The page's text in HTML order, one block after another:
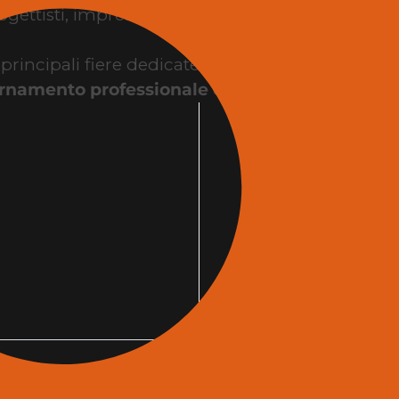
imprese, interior designer, contractor,
fiere dedicate all’edilizia e
professionale e incontri business
fiera edilizia?